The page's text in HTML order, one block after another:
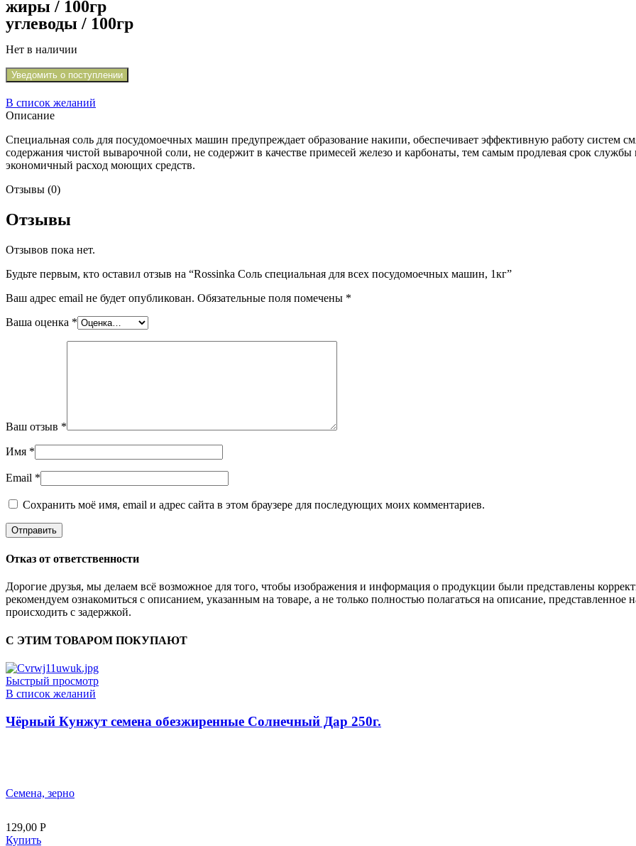
жиры / 100гр
углеводы / 100гр
Нет в наличии
Уведомить о поступлении
В список желаний
Описание
Специальная соль для посудомоечных машин предупреждает образование накипи, обеспечивает эффективную работу систем
содержания чистой выварочной соли, не содержит в качестве примесей железо и карбонаты, тем самым продлевая срок
экономичный расход моющих средств.
Отзывы (0)
Отзывы
Отзывов пока нет.
Будьте первым, кто оставил отзыв на “Rossinka Соль специальная для всех посудомоечных машин, 1кг”
Ваш адрес email не будет опубликован. Обязательные поля помечены *
Ваша оценка *
Ваш отзыв *
Имя *
Email *
Сохранить моё имя, email и адрес сайта в этом браузере для последующих моих комментариев.
Отказ от ответственности
Дорогие друзья, мы делаем всё возможное для того, чтобы изображения и информация о продукции были представлены
рекомендуем ознакомиться с описанием, указанным на товаре, а не только полностью полагаться на описание, представленное
происходить с задержкой.
С ЭТИМ ТОВАРОМ ПОКУПАЮТ
Быстрый просмотр
В список желаний
Чёрный Кунжут семена обезжиренные Солнечный Дар 250г.
Семена, зерно
129,00 Р
Купить